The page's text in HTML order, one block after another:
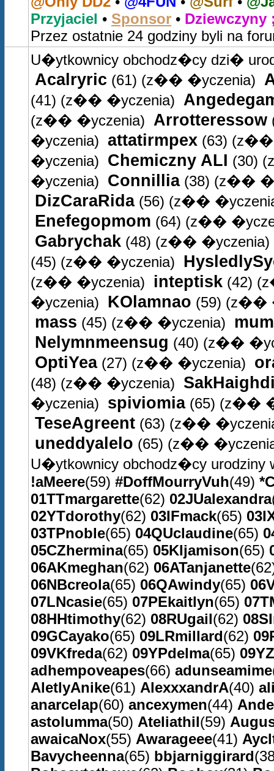
Przyjaciel • Sponsor • Dziewczyny
Przez ostatnie 24 godziny byli na
U�ytkownicy obchodz�cy dzi�
Acalryric (61) (z�� �yczenia)
(41) (z�� �yczenia)
(z�� �yczenia) Arrotteressow
�yczenia) attatirmpex (63) (z��
�yczenia) Chemiczny ALI (30)
�yczenia) Connillia(38) (z��
DizCaraRida(56) (z��
Enefegopmom (64) (z��
Gabrychak (48) (z�� �yczenia)
(45) (z�� �yczenia)
(z�� �yczenia) inteptisk (42)
�yczenia) KOlamnao (59) (z��
mass (45) (z�� �yczenia)
Nelymnmeensug (40) (z��
OptiYea(27) (z�� �yczenia)
(48) (z�� �yczenia)
�yczenia) spiviomia(65) (z��
TeseAgreent (63) (z��
uneddyalelo (65) (z��
U�ytkownicy obchodz�cy
!aMeere(59) #DoffMourryVuh(49)
01TTmargarette(62) 02JUalexandra
02YTdorothy(62) 03IFmack(65)
03TPnoble(65) 04QUclaudine(65)
05CZhermina(65) 05KIjamison(65)
06AKmeghan(62) 06ATanjanette
06NBcreola(65) 06QAwindy(65)
07LNcasie(65) 07PEkaitlyn(65)
08HHtimothy(62) 08RUgail(62)
09GCayako(65) 09LRmillard(62)
09VKfreda(62) 09YPdelma(65)
adhempoveapes(66) adunseamime
AletlyAnike(61) AlexxxandrA(40)
anarcelap(60) ancexymen(44)
astolumma(50) Ateliathil(59)
awaicaNox(55) Awarageee(41)
Bavycheenna(65) bbjarniggirard